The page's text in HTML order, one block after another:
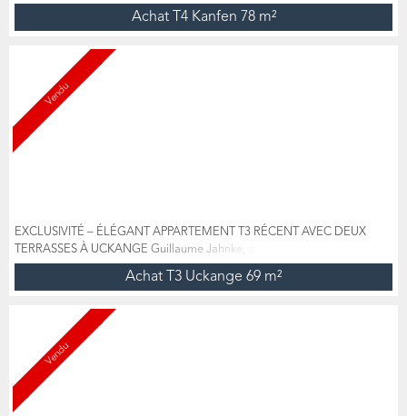
de Dudelange et des accès autoroutiers. Situé dans un ancien corps de
ferme entièrement rénové en 2014, l'appartement se compose d'une
deux chambres, un cellier, une salle de bain avec b...
Achat T4 Kanfen 78 m²
Vendu
EXCLUSIVITÉ – ÉLÉGANT APPARTEMENT T3 RÉCENT AVEC DEUX
TERRASSES À UCKANGE Guillaume Jahnke, de l’agence Immonext, a le
plaisir de vous présenter en exclusivité ce superbe appartement T3 au
2ème étage avec ascenseur de 69 m², situé au sein d’une résidence
Parfaitement entretenu et quasiment neuf, ce bien rare allie confo...
Achat T3 Uckange 69 m²
Vendu